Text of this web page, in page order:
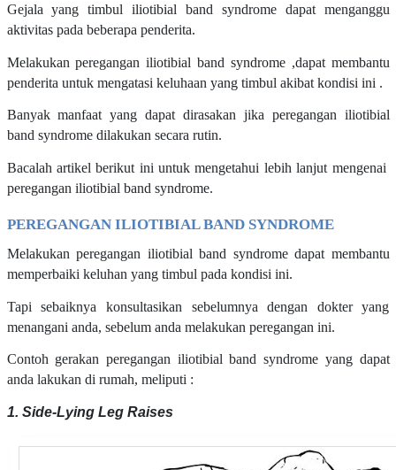
Gejala yang timbul iliotibial band syndrome dapat menganggu
aktivitas pada beberapa penderita.
Melakukan peregangan iliotibial band syndrome ,dapat membantu
penderita untuk mengatasi keluhaan yang timbul akibat kondisi ini .
Banyak manfaat yang dapat dirasakan jika peregangan iliotibial
band syndrome dilakukan secara rutin.
Bacalah artikel berikut ini untuk mengetahui lebih lanjut mengenai
peregangan iliotibial band syndrome.
PEREGANGAN ILIOTIBIAL BAND SYNDROME
Melakukan peregangan iliotibial band syndrome dapat membantu
memperbaiki keluhan yang timbul pada kondisi ini.
Tapi sebaiknya konsultasikan sebelumnya dengan dokter yang
menangani anda, sebelum anda melakukan peregangan ini.
Contoh gerakan peregangan iliotibial band syndrome yang dapat
anda lakukan di rumah, meliputi :
1. Side-Lying Leg Raises